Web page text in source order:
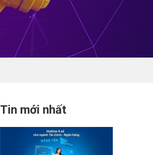
Tin mới nhất